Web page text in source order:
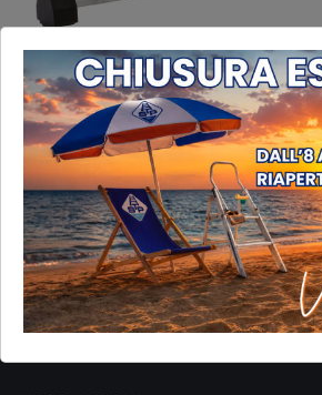
Allargatore telescopico
Allargatore telescopico